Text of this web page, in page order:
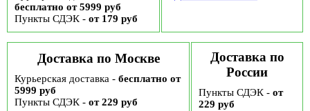
бесплатно от 5999 руб
Пункты СДЭК - от 179 руб
Доставка по Москве
Курьерская доставка - бесплатно от
5999 руб
Пункты СДЭК - от 229 руб
Доставка по
России
Пункты СДЭК - от
229 руб